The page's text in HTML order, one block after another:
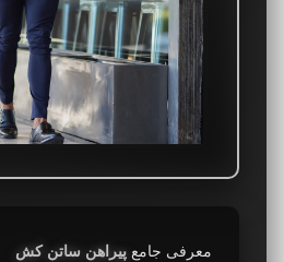
معرفی جامع پیراهن ساتن کش